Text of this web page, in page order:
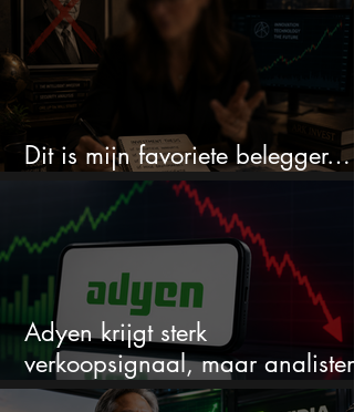
Dit is mijn favoriete belegger…
en het is niet Warren Buffett
Adyen krijgt sterk
verkoopsignaal, maar analisten
zien juist een koopkans